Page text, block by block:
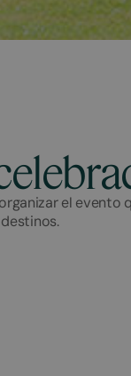
el evento